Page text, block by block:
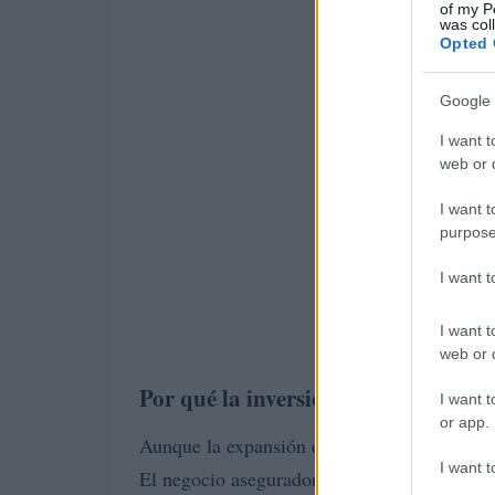
of my
was
Opted
Google
I want
web or
I want
I want
I want
web or
I want
or app.
I want
Por qué la inversión no reduce el
Aunque la expansión exige recursos, la
El negocio asegurador de Sanitas facturó